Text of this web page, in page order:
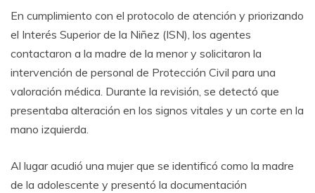
En cumplimiento con el protocolo de atención y priorizando
el Interés Superior de la Niñez (ISN), los agentes
contactaron a la madre de la menor y solicitaron la
intervención de personal de Protección Civil para una
valoración médica. Durante la revisión, se detectó que
presentaba alteración en los signos vitales y un corte en la
mano izquierda.
Al lugar acudió una mujer que se identificó como la madre
de la adolescente y presentó la documentación